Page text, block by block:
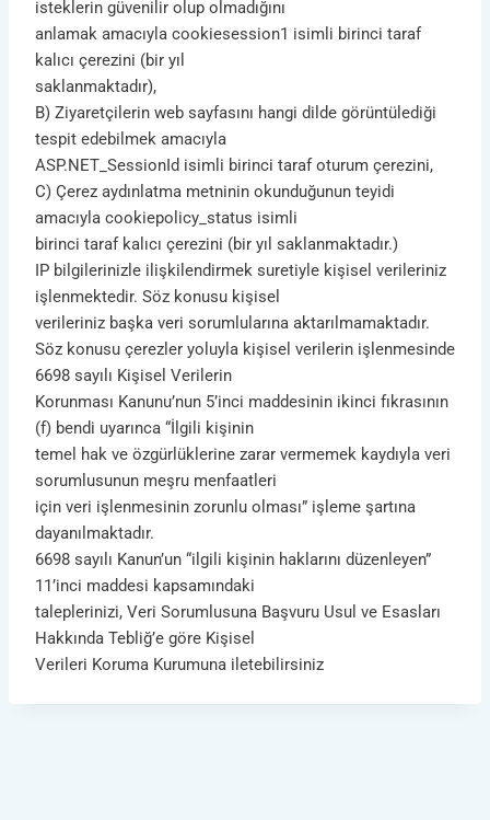
isteklerin güvenilir olup olmadığını
anlamak amacıyla cookiesession1 isimli birinci taraf
kalıcı çerezini (bir yıl
saklanmaktadır),
B) Ziyaretçilerin web sayfasını hangi dilde görüntülediği
tespit edebilmek amacıyla
ASP.NET_SessionId isimli birinci taraf oturum çerezini,
C) Çerez aydınlatma metninin okunduğunun teyidi
amacıyla cookiepolicy_status isimli
birinci taraf kalıcı çerezini (bir yıl saklanmaktadır.)
IP bilgilerinizle ilişkilendirmek suretiyle kişisel verileriniz
işlenmektedir. Söz konusu kişisel
verileriniz başka veri sorumlularına aktarılmamaktadır.
Söz konusu çerezler yoluyla kişisel verilerin işlenmesinde
6698 sayılı Kişisel Verilerin
Korunması Kanunu’nun 5’inci maddesinin ikinci fıkrasının
(f) bendi uyarınca “İlgili kişinin
temel hak ve özgürlüklerine zarar vermemek kaydıyla veri
sorumlusunun meşru menfaatleri
için veri işlenmesinin zorunlu olması” işleme şartına
dayanılmaktadır.
6698 sayılı Kanun’un “ilgili kişinin haklarını düzenleyen”
11’inci maddesi kapsamındaki
taleplerinizi, Veri Sorumlusuna Başvuru Usul ve Esasları
Hakkında Tebliğ’e göre Kişisel
Verileri Koruma Kurumuna iletebilirsiniz